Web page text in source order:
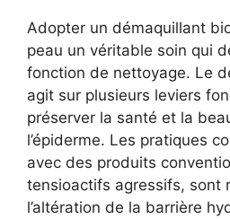
Adopter un démaquillant
peau un véritable soin qui
fonction de nettoyage. Le
agit sur plusieurs leviers
préserver la santé et la
l’épiderme. Les pratiques
avec des produits
tensioactifs agressifs, sont
l’altération de la barrière